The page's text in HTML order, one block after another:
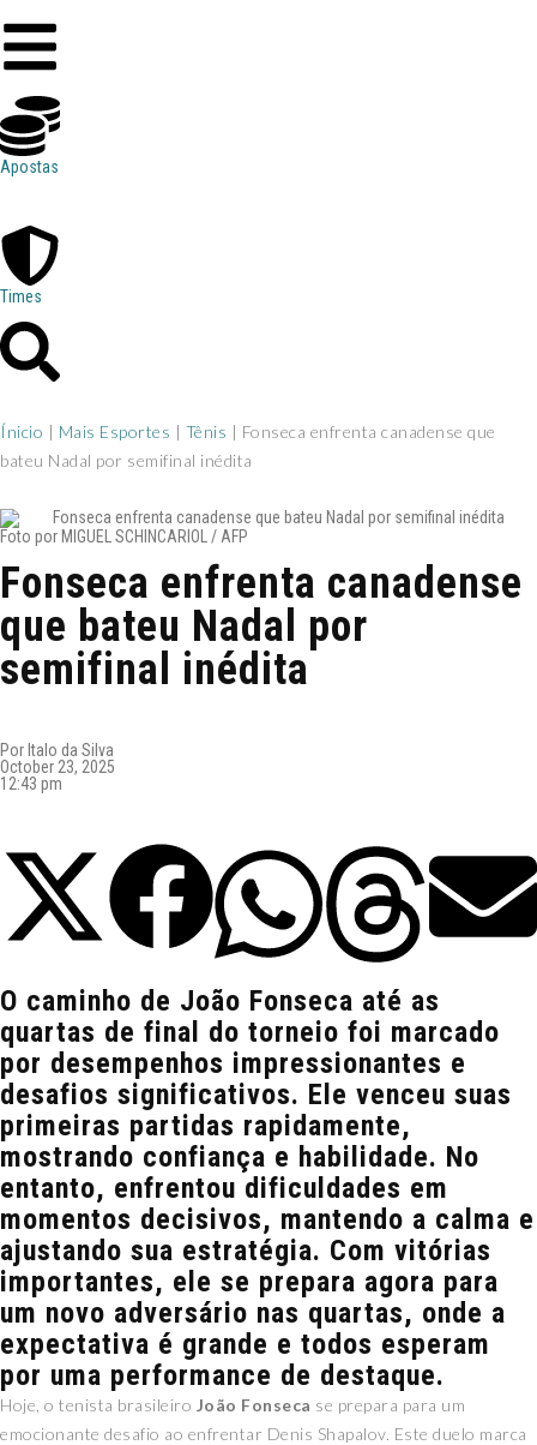
Apostas
Times
Ínicio | Mais Esportes | Tênis | Fonseca enfrenta canadense que
bateu Nadal por semifinal inédita
Foto por MIGUEL SCHINCARIOL / AFP
Fonseca enfrenta canadense
que bateu Nadal por
semifinal inédita
Por Italo da Silva
October 23, 2025
12:43 pm
O caminho de João Fonseca até as
quartas de final do torneio foi marcado
por desempenhos impressionantes e
desafios significativos. Ele venceu suas
primeiras partidas rapidamente,
mostrando confiança e habilidade. No
entanto, enfrentou dificuldades em
momentos decisivos, mantendo a calma e
ajustando sua estratégia. Com vitórias
importantes, ele se prepara agora para
um novo adversário nas quartas, onde a
expectativa é grande e todos esperam
por uma performance de destaque.
Hoje, o tenista brasileiro João Fonseca se prepara para um
emocionante desafio ao enfrentar Denis Shapalov. Este duelo marca